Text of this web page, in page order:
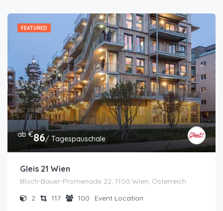
FEATURED
ab €86/ Tagespauschale
Gleis 21 Wien
Bloch-Bauer-Promenade 22, 1100 Wien, Österreich
2
117 100 Event Location